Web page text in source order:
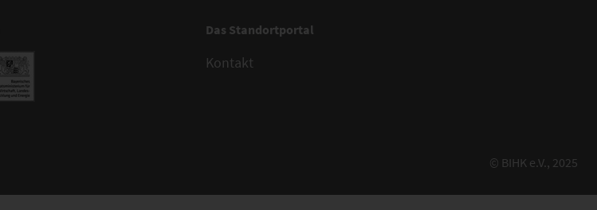
Das Standortportal
Kontakt
© BIHK e.V., 2025